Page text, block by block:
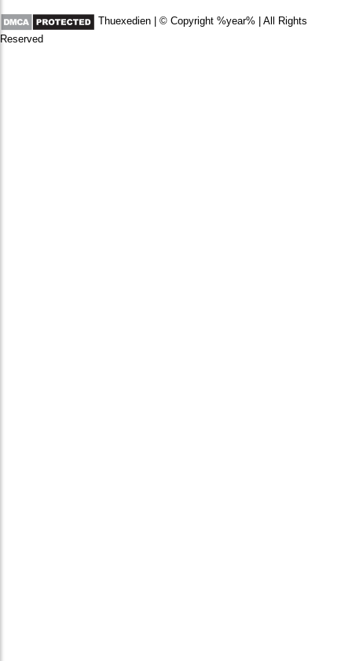
Thuexedien | © Copyright %year% | All Rights
Reserved